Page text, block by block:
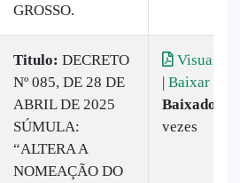
GROSSO.
Titulo: DECRETO
Nº 085, DE 28 DE
ABRIL DE 2025
SÚMULA:
“ALTERA A
NOMEAÇÃO DO
Visualizar
| Baixar
Baixado:
vezes